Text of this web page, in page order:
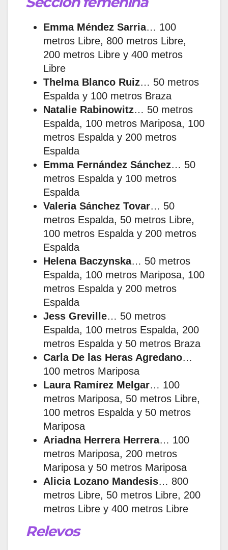
Emma Méndez Sarria… 100
metros Libre, 800 metros Libre,
200 metros Libre y 400 metros
Libre
Thelma Blanco Ruiz… 50 metros
Espalda y 100 metros Braza
Natalie Rabinowitz… 50 metros
Espalda, 100 metros Mariposa, 100
metros Espalda y 200 metros
Espalda
Emma Fernández Sánchez… 50
metros Espalda y 100 metros
Espalda
Valeria Sánchez Tovar… 50
metros Espalda, 50 metros Libre,
100 metros Espalda y 200 metros
Espalda
Helena Baczynska… 50 metros
Espalda, 100 metros Mariposa, 100
metros Espalda y 200 metros
Espalda
Jess Greville… 50 metros
Espalda, 100 metros Espalda, 200
metros Espalda y 50 metros Braza
Carla De las Heras Agredano…
100 metros Mariposa
Laura Ramírez Melgar… 100
metros Mariposa, 50 metros Libre,
100 metros Espalda y 50 metros
Mariposa
Ariadna Herrera Herrera… 100
metros Mariposa, 200 metros
Mariposa y 50 metros Mariposa
Alicia Lozano Mandesis… 800
metros Libre, 50 metros Libre, 200
metros Libre y 400 metros Libre
Relevos